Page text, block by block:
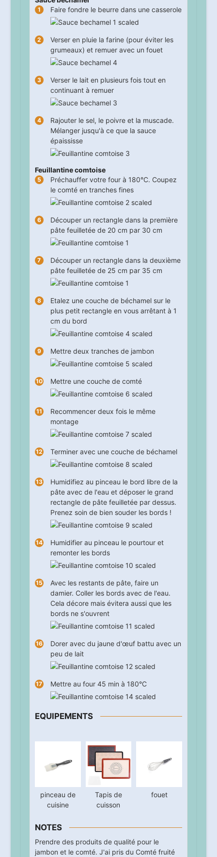
Faire fondre le beurre dans une casserole
Verser en pluie la farine (pour éviter les
grumeaux) et remuer avec un fouet
Verser le lait en plusieurs fois tout en
continuant à remuer
Rajouter le sel, le poivre et la muscade.
Mélanger jusqu'à ce que la sauce
épaississe
Feuillantine comtoise
Préchauffer votre four à 180°C. Coupez
le comté en tranches fines
Découper un rectangle dans la première
pâte feuilletée de 20 cm par 30 cm
Découper un rectangle dans la deuxième
pâte feuilletée de 25 cm par 35 cm
Etalez une couche de béchamel sur le
plus petit rectangle en vous arrêtant à 1
cm du bord
Mettre deux tranches de jambon
Mettre une couche de comté
Recommencer deux fois le même
montage
Terminer avec une couche de béchamel
Humidifiez au pinceau le bord libre de la
pâte avec de l'eau et déposer le grand
rectangle de pâte feuilletée par dessus.
Prenez soin de bien souder les bords !
Humidifier au pinceau le pourtour et
remonter les bords
Avec les restants de pâte, faire un
damier. Coller les bords avec de l'eau.
Cela décore mais évitera aussi que les
bords ne s'ouvrent
Dorer avec du jaune d'œuf battu avec un
peu de lait
Mettre au four 45 min à 180°C
EQUIPEMENTS
pinceau de
cuisine
Tapis de
cuisson
fouet
NOTES
Prendre des produits de qualité pour le
jambon et le comté. J'ai pris du Comté fruité